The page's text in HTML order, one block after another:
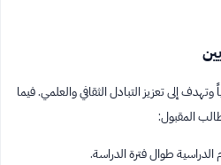
إلى تعزيز التبادل الثقافي والعلمي. فيما
المقبول:
طوال فترة الدراسة.